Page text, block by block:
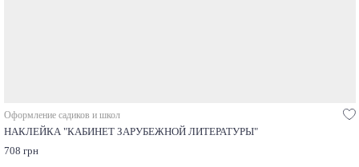
Оформление садиков и школ
НАКЛЕЙКА "КАБИНЕТ ЗАРУБЕЖНОЙ ЛИТЕРАТУРЫ"
708 грн